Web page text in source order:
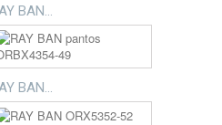
BAN...
BAN...